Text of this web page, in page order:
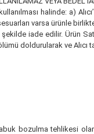
halinde: a)
varsa ürünle
iade edilir. Ürün
doldurularak ve Alıcı
bozulma tehlikesi